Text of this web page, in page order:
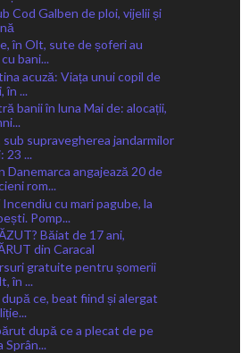
Cod Galben de ploi, vijelii și
în Olt, sute de șoferi au
bani...
acuză: Viața unui copil de
în ...
banii în luna Mai de: alocații,
sub supravegherea jandarmilor
23 ...
Danemarca angajează 20 de
rom...
cu mari pagube, la
Pomp...
Băiat de 17 ani,
din Caracal
gratuite pentru șomerii
în ...
ce, beat fiind și alergat
după ce a plecat de pe
Sprân...